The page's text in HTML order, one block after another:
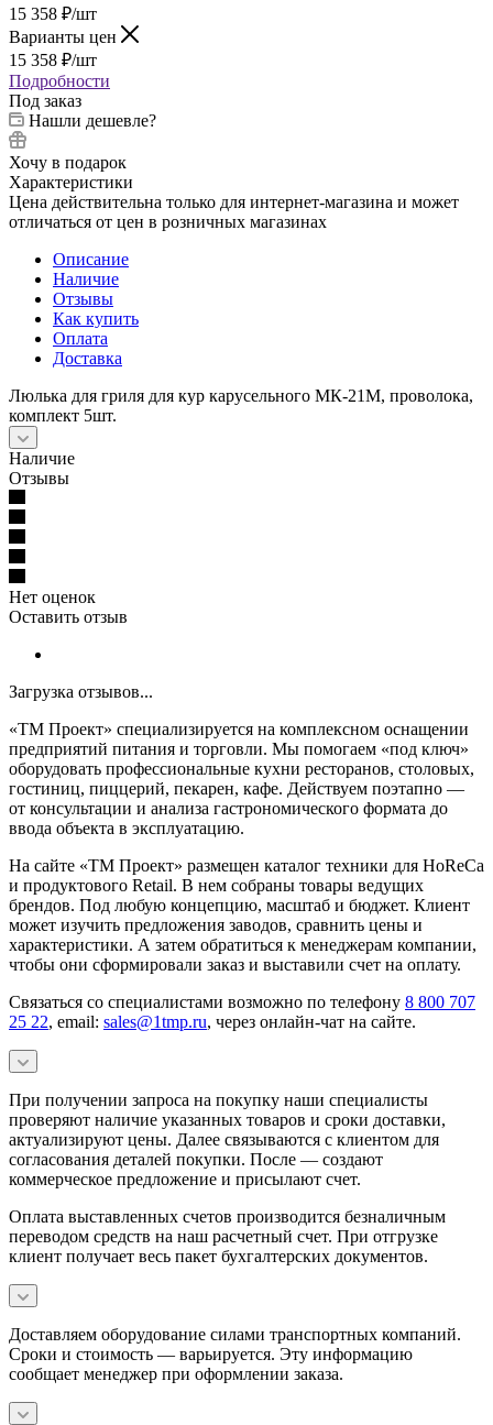
15 358 ₽/шт
Варианты цен
15 358 ₽/шт
Подробности
Под заказ
Нашли дешевле?
Хочу в подарок
Характеристики
Цена действительна только для интернет-магазина и может
отличаться от цен в розничных магазинах
Описание
Наличие
Отзывы
Как купить
Оплата
Доставка
Люлька для гриля для кур карусельного МК-21М, проволока,
комплект 5шт.
Наличие
Отзывы
Нет оценок
Оставить отзыв
Загрузка отзывов...
«ТМ Проект» специализируется на комплексном оснащении
предприятий питания и торговли. Мы помогаем «под ключ»
оборудовать профессиональные кухни ресторанов, столовых,
гостиниц, пиццерий, пекарен, кафе. Действуем поэтапно —
от консультации и анализа гастрономического формата до
ввода объекта в эксплуатацию.
На сайте «ТМ Проект» размещен каталог техники для HoReCa
и продуктового Retail. В нем собраны товары ведущих
брендов. Под любую концепцию, масштаб и бюджет. Клиент
может изучить предложения заводов, сравнить цены и
характеристики. А затем обратиться к менеджерам компании,
чтобы они сформировали заказ и выставили счет на оплату.
Связаться со специалистами возможно по телефону 8 800 707
25 22, email: sales@1tmp.ru, через онлайн-чат на сайте.
При получении запроса на покупку наши специалисты
проверяют наличие указанных товаров и сроки доставки,
актуализируют цены. Далее связываются с клиентом для
согласования деталей покупки. После — создают
коммерческое предложение и присылают счет.
Оплата выставленных счетов производится безналичным
переводом средств на наш расчетный счет. При отгрузке
клиент получает весь пакет бухгалтерских документов.
Доставляем оборудование силами транспортных компаний.
Сроки и стоимость — варьируется. Эту информацию
сообщает менеджер при оформлении заказа.